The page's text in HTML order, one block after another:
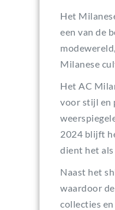
Het
een van de
Milanese
Het AC
voor stijl en
2024 blijft
dient het
Naast het
waardoor
collecties